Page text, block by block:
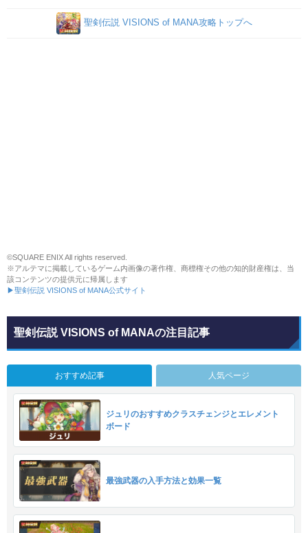
聖剣伝説 VISIONS of MANA攻略トップへ
©SQUARE ENIX All rights reserved.
※アルテマに掲載しているゲーム内画像の著作権、商標権その他の知的財産権は、当
該コンテンツの提供元に帰属します
▶聖剣伝説 VISIONS of MANA公式サイト
聖剣伝説 VISIONS of MANAの注目記事
おすすめ記事 人気ページ
ジュリのおすすめクラスチェンジとエレメント
ボード
最強武器の入手方法と効果一覧